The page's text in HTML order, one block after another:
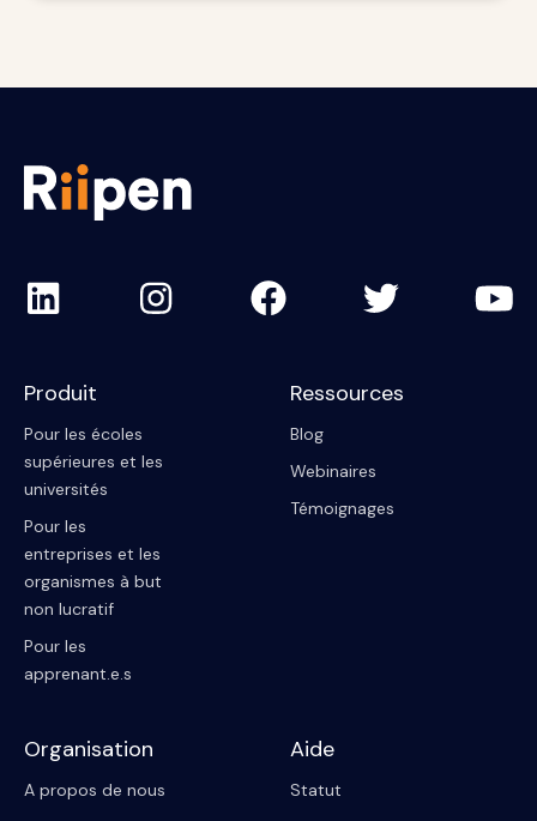
Produit
Pour les écoles
supérieures et les
universités
Pour les
entreprises et les
organismes à but
non lucratif
Pour les
apprenant.e.s
Ressources
Blog
Webinaires
Témoignages
Organisation
A propos de nous
Aide
Statut